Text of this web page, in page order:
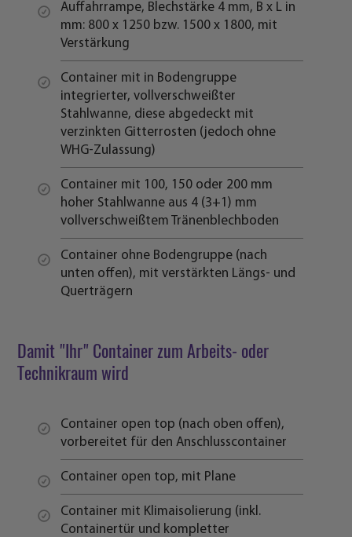
Auffahrrampe, Blechstärke 4 mm, B x L in
mm: 800 x 1250 bzw. 1500 x 1800, mit
Verstärkung
Container mit in Bodengruppe
integrierter, vollverschweißter
Stahlwanne, diese abgedeckt mit
verzinkten Gitterrosten (jedoch ohne
WHG-Zulassung)
Container mit 100, 150 oder 200 mm
hoher Stahlwanne aus 4 (3+1) mm
vollverschweißtem Tränenblechboden
Container ohne Bodengruppe (nach
unten offen), mit verstärkten Längs- und
Querträgern
Damit "Ihr" Container zum Arbeits- oder
Technikraum wird
Container open top (nach oben offen),
vorbereitet für den Anschlusscontainer
Container open top, mit Plane
Container mit Klimaisolierung (inkl.
Containertür und kompletter